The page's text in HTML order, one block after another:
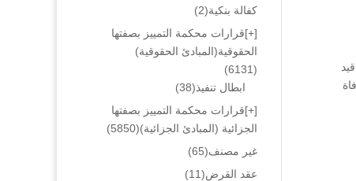
كفالة بنكية(2)
[+]قرارات محكمة التمييز بصفتها
الحقوقية(المبادئ الحقوقية)
(6131)
ابطال تنفيذ(38)
[+]قرارات محكمة التمييز بصفتها
الجزائية (المبادئ الجزائية)(5850)
غير مصنف(65)
عقد القرض(11)